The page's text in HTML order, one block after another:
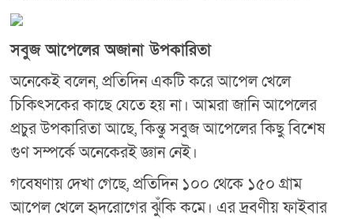
সবুজ আপেলের অজানা উপকারিতা
অনেকেই বলেন, প্রতিদিন একটি করে আপেল খেলে
চিকিৎসকের কাছে যেতে হয় না। আমরা জানি আপেলের
প্রচুর উপকারিতা আছে, কিন্তু সবুজ আপেলের কিছু বিশেষ
গুণ সম্পর্কে অনেকেরই জ্ঞান নেই।
গবেষণায় দেখা গেছে, প্রতিদিন ১০০ থেকে ১৫০ গ্রাম
আপেল খেলে হৃদরোগের ঝুঁকি কমে। এর দ্রবণীয় ফাইবার